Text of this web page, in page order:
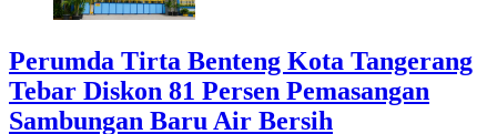
Perumda Tirta Benteng Kota Tangerang
Tebar Diskon 81 Persen Pemasangan
Sambungan Baru Air Bersih